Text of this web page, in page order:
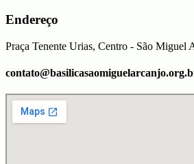
Endereço
Praça Tenente Urias, Centro - São Miguel